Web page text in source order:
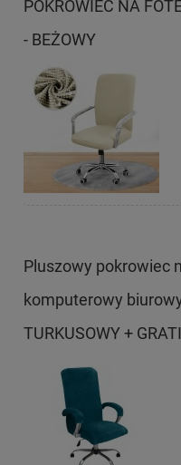
POKROWIEC NA
- BEŻOWY
Pluszowy pokrowiec
komputerowy
TURKUSOWY +